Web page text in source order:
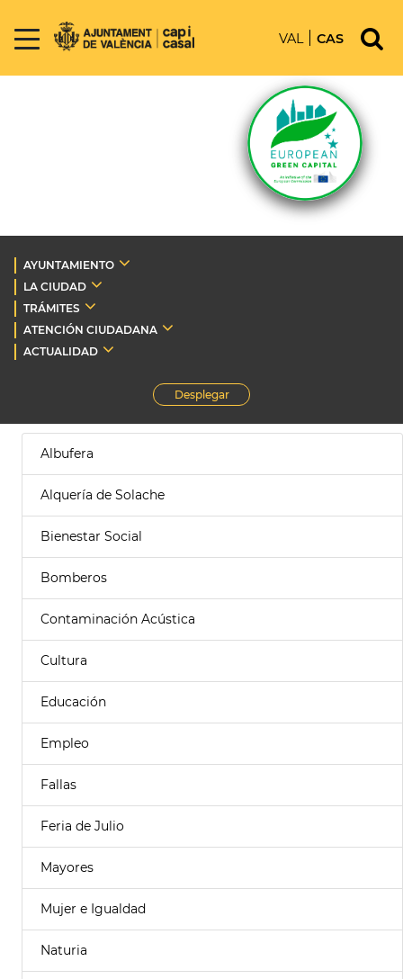
VAL CAS
AYUNTAMIENTO
LA CIUDAD
TRÁMITES
ATENCIÓN CIUDADANA
ACTUALIDAD
Desplegar
Albufera
Alquería de Solache
Bienestar Social
Bomberos
Contaminación Acústica
Cultura
Educación
Empleo
Fallas
Feria de Julio
Mayores
Mujer e Igualdad
Naturia